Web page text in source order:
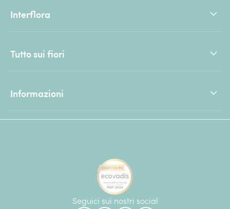
Interflora
Tutto sui fiori
Informazioni
Seguici sui nostri social